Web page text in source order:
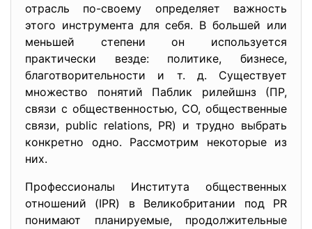
отрасль по-своему определяет важность
этого инструмента для себя. В большей или
меньшей степени он используется
практически везде: политике, бизнесе,
благотворительности и т. д. Существует
множество понятий Паблик рилейшнз (ПР,
связи с общественностью, СО, общественные
связи, public relations, PR) и трудно выбрать
конкретно одно. Рассмотрим некоторые из
них.
Профессионалы Института общественных
отношений (IPR) в Великобритании под PR
понимают планируемые, продолжительные